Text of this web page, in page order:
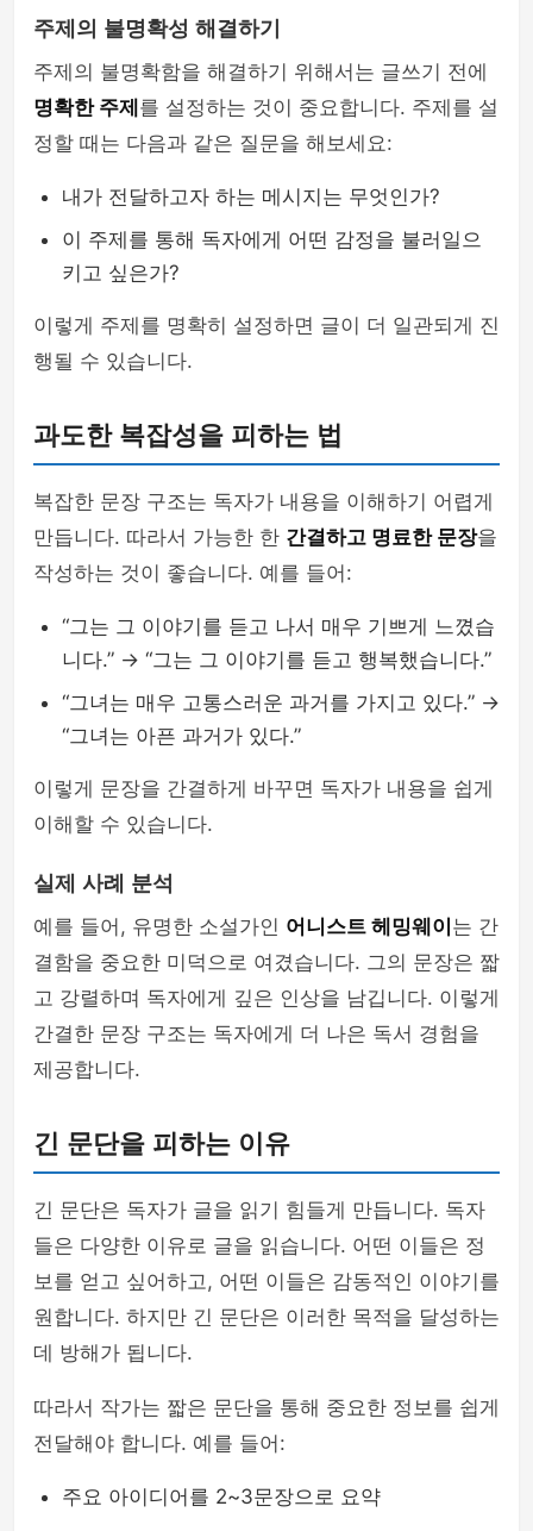
주제의 불명확성 해결하기
주제의 불명확함을 해결하기 위해서는 글쓰기 전에
명확한 주제 를 설정하는 것이 중요합니다. 주제를 설
정할 때는 다음과 같은 질문을 해보세요:
내가 전달하고자 하는 메시지는 무엇인가?
이 주제를 통해 독자에게 어떤 감정을 불러일으
키고 싶은가?
이렇게 주제를 명확히 설정하면 글이 더 일관되게 진
행될 수 있습니다.
과도한 복잡성을 피하는 법
복잡한 문장 구조는 독자가 내용을 이해하기 어렵게
만듭니다. 따라서 가능한 한 간결하고 명료한 문장을
작성하는 것이 좋습니다. 예를 들어:
“그는 그 이야기를 듣고 나서 매우 기쁘게 느꼈습
니다.” → “그는 그 이야기를 듣고 행복했습니다.”
“그녀는 매우 고통스러운 과거를 가지고 있다.” →
“그녀는 아픈 과거가 있다.”
이렇게 문장을 간결하게 바꾸면 독자가 내용을 쉽게
이해할 수 있습니다.
실제 사례 분석
예를 들어, 유명한 소설가인 어니스트 헤밍웨이 는 간
결함을 중요한 미덕으로 여겼습니다. 그의 문장은 짧
고 강렬하며 독자에게 깊은 인상을 남깁니다. 이렇게
간결한 문장 구조는 독자에게 더 나은 독서 경험을
제공합니다.
긴 문단을 피하는 이유
긴 문단은 독자가 글을 읽기 힘들게 만듭니다. 독자
들은 다양한 이유로 글을 읽습니다. 어떤 이들은 정
보를 얻고 싶어하고, 어떤 이들은 감동적인 이야기를
원합니다. 하지만 긴 문단은 이러한 목적을 달성하는
데 방해가 됩니다.
따라서 작가는 짧은 문단을 통해 중요한 정보를 쉽게
전달해야 합니다. 예를 들어:
주요 아이디어를 2~3문장으로 요약